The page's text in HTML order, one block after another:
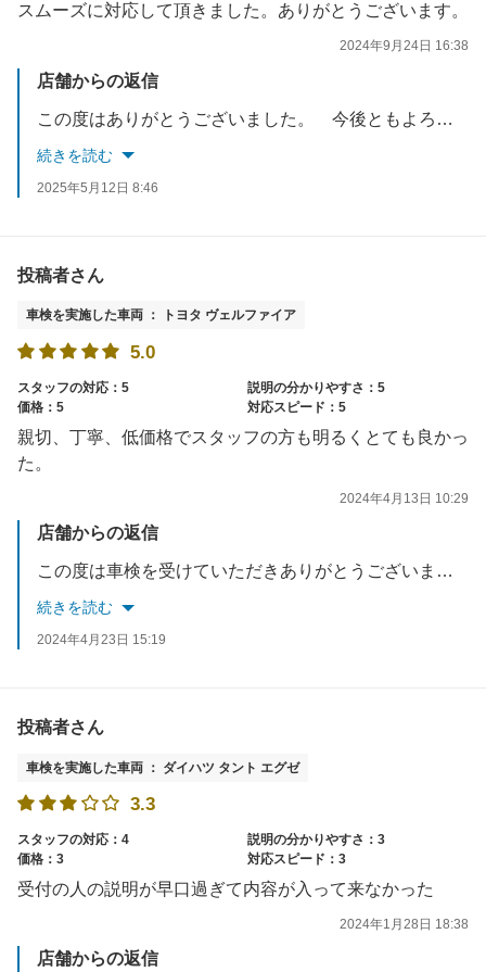
スムーズに対応して頂きました。ありがとうございます。
2024年9月24日 16:38
店舗からの返信
この度はありがとうございました。 今後ともよろしくお願いします。
続きを読む
2025年5月12日 8:46
投稿者さん
車検を実施した車両 ： トヨタ ヴェルファイア
5.0
スタッフの対応：5
説明の分かりやすさ：5
価格：5
対応スピード：5
親切、丁寧、低価格でスタッフの方も明るくとても良かっ
た。
2024年4月13日 10:29
店舗からの返信
この度は車検を受けていただきありがとうございました。ご満足いただけてよかったです。スタッフ一同嬉しく思っています。またのご利用をお待ちしております。
続きを読む
2024年4月23日 15:19
投稿者さん
車検を実施した車両 ： ダイハツ タント エグゼ
3.3
スタッフの対応：4
説明の分かりやすさ：3
価格：3
対応スピード：3
受付の人の説明が早口過ぎて内容が入って来なかった
2024年1月28日 18:38
店舗からの返信